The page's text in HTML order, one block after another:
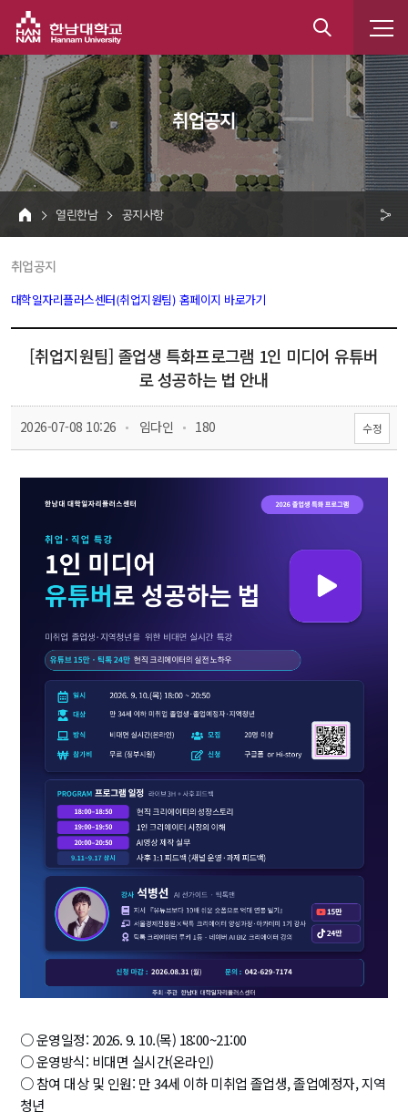
통
취업공지
HOME
열린한남 공지사항
취업공지
대학일자리플러스센터(취업지원팀) 홈페이지 바로가기
[취업지원팀] 졸업생 특화프로그램 1인 미디어 유튜버
로 성공하는 법 안내
2026-07-08 10:26 임다인 180 수정
○ 운영일정: 2026. 9. 10.(목) 18:00~21:00
○ 운영방식: 비대면 실시간(온라인)
○ 참여 대상 및 인원: 만 34세 이하 미취업 졸업생, 졸업예정자, 지역
청년